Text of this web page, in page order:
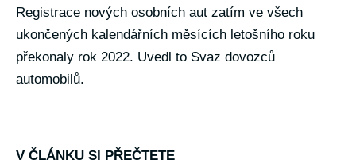
Registrace nových osobních aut zatím ve všech
ukončených kalendářních měsících letošního roku
překonaly rok 2022. Uvedl to Svaz dovozců
automobilů.
V ČLÁNKU SI PŘEČTETE